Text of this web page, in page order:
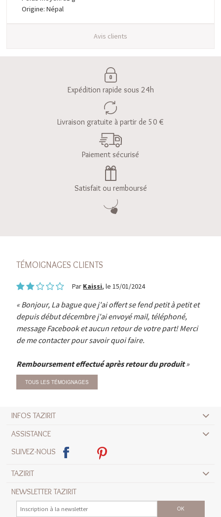
Origine: Népal
Avis clients
Expédition rapide sous 24h
Livraison gratuite à partir de 50 €
Paiement sécurisé
Satisfait ou remboursé
TÉMOIGNAGES CLIENTS
Par Kaissi, le 15/01/2024
Bonjour, La bague que j'ai offert se fend petit à petit et
depuis début décembre j'ai envoyé mail, téléphoné,
message Facebook et aucun retour de votre part! Merci
de me contacter pour savoir quoi faire.
Remboursement effectué après retour du produit
TOUS LES TÉMOIGNAGES
INFOS TAZIRIT
ASSISTANCE
SUIVEZ-NOUS
TAZIRIT
NEWSLETTER TAZIRIT